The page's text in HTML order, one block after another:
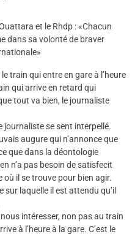
et le Rhdp : «Chacun
dans sa volonté de braver
train qui entre en gare à l’heure
qui arrive en retard qui
tout va bien, le journaliste
journaliste se sent interpellé.
augure qui n’annonce que
que dans la déontologie
n’a pas besoin de satisfecit
où il se trouve pour bien agir.
sur laquelle il est attendu qu’il
intéresser, non pas au train
à l’heure à la gare. C’est le